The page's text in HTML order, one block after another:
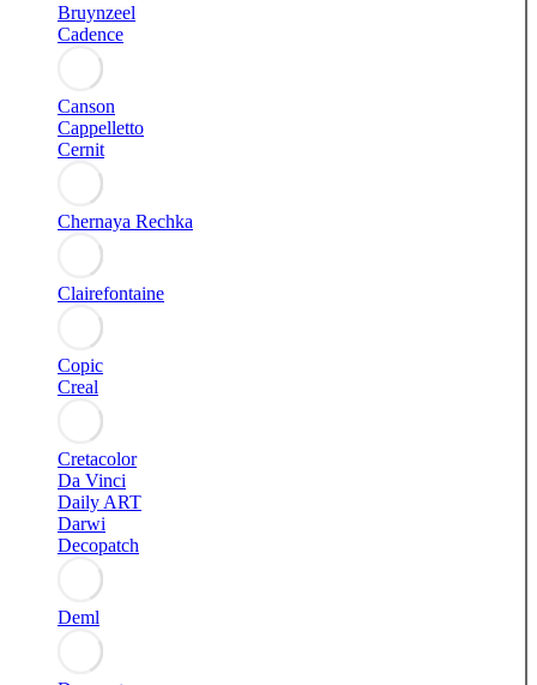
Bruynzeel
Cadence
Canson
Cappelletto
Cernit
Chernaya Rechka
Clairefontaine
Copic
Creal
Cretacolor
Da Vinci
Daily ART
Darwi
Decopatch
Deml